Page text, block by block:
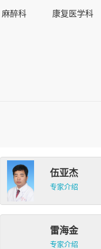
麻醉科 康复医学科
伍亚杰
专家介绍
雷海金
专家介绍